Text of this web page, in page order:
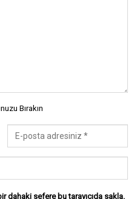
Bırakın
dahaki sefere bu tarayıcıda sakla.